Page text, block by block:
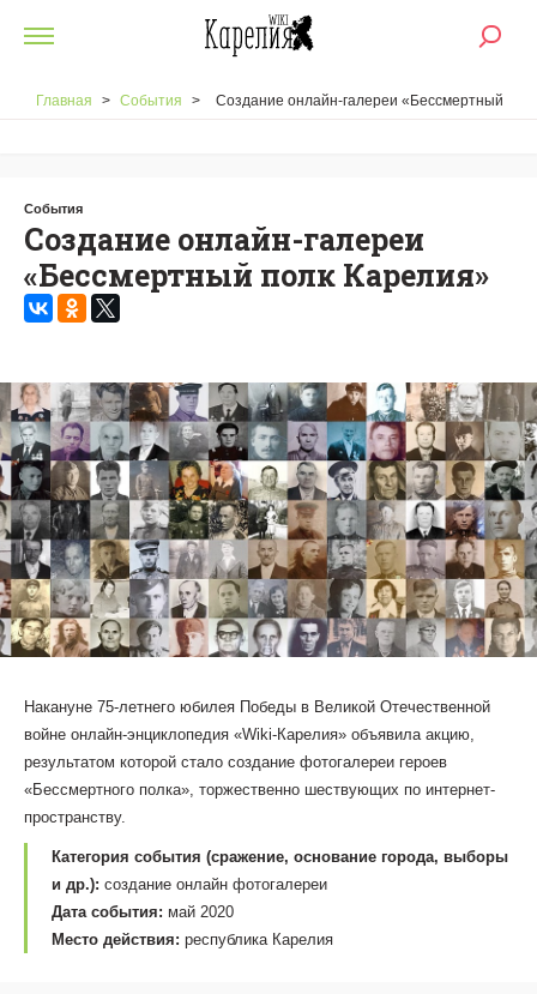
Главная > События >
Создание онлайн-галереи «Бессмертный
События
Создание онлайн-галереи
«Бессмертный полк Карелия»
Накануне 75-летнего юбилея Победы в Великой Отечественной
войне онлайн-энциклопедия «Wiki-Карелия» объявила акцию,
результатом которой стало создание фотогалереи героев
«Бессмертного полка», торжественно шествующих по интернет-
пространству.
Категория события (сражение, основание города, выборы
и др.): создание онлайн фотогалереи
Дата события: май 2020
Место действия: республика Карелия